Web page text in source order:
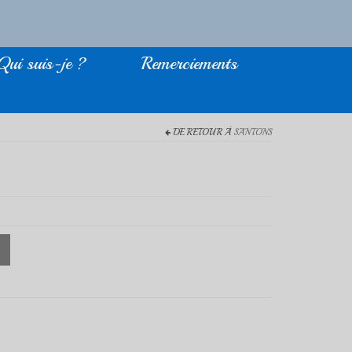
suis-je ?
Remerciements
DE RETOUR À SANTONS